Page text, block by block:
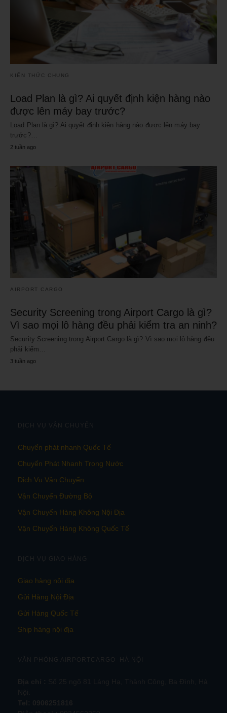
KIẾN THỨC CHUNG
Load Plan là gì? Ai quyết định kiện hàng nào
được lên máy bay trước?
Load Plan là gì? Ai quyết định kiện hàng nào được lên máy bay
trước?…
2 tuần ago
AIRPORT CARGO
Security Screening trong Airport Cargo là gì?
Vì sao mọi lô hàng đều phải kiểm tra an ninh?
Security Screening trong Airport Cargo là gì? Vì sao mọi lô hàng đều
phải kiểm…
3 tuần ago
DỊCH VỤ VẬN CHUYỂN
Chuyển phát nhanh Quốc Tế
Chuyển Phát Nhanh Trong Nước
Dịch Vụ Vận Chuyển
Vận Chuyển Đường Bộ
Vận Chuyển Hàng Không Nội Địa
Vận Chuyển Hàng Không Quốc Tế
DỊCH VỤ GIAO HÀNG
Giao hàng nội địa
Gửi Hàng Nội Địa
Gửi Hàng Quốc Tế
Ship hàng nội địa
VĂN PHÒNG AIRPORTCARGO HÀ NỘI